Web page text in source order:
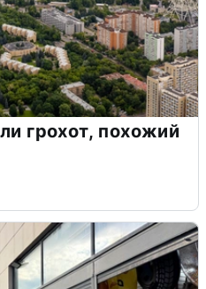
грохот, похожий